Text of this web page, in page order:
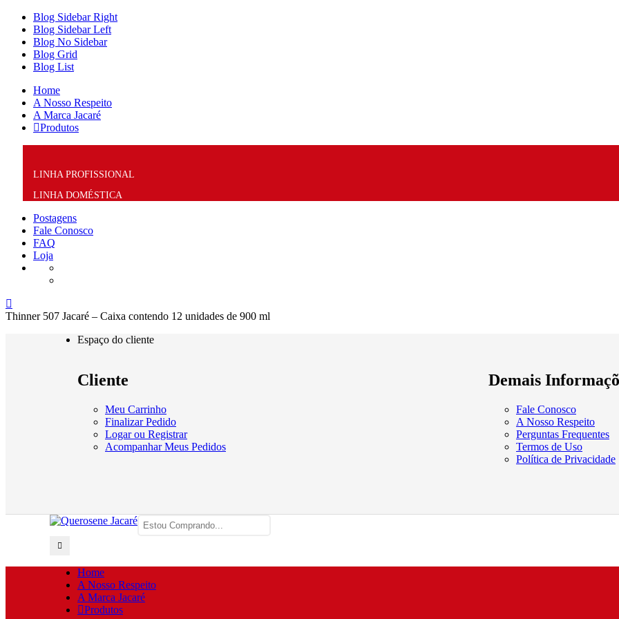
Blog Sidebar Right
Blog Sidebar Left
Blog No Sidebar
Blog Grid
Blog List
Home
A Nosso Respeito
A Marca Jacaré
Produtos
LINHA PROFISSIONAL
LINHA DOMÉSTICA
Postagens
Fale Conosco
FAQ
Loja
Thinner 507 Jacaré – Caixa contendo 12 unidades de 900 ml
Espaço do cliente
Cliente
Meu Carrinho
Finalizar Pedido
Logar ou Registrar
Acompanhar Meus Pedidos
Demais
Fale Conosco
A Nosso Respeito
Perguntas Frequentes
Termos de Uso
Política de Privacidade
Home
A Nosso Respeito
A Marca Jacaré
Produtos